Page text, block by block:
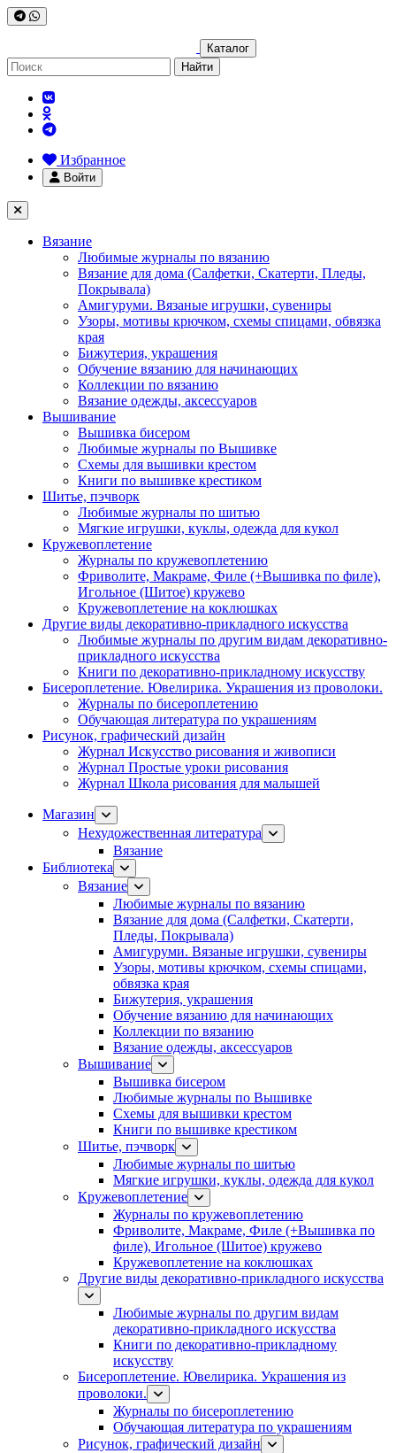
Каталог
Найти
Избранное
Войти
Вязание
Любимые журналы по вязанию
Вязание для дома (Салфетки, Скатерти, Пледы,
Покрывала)
Амигуруми. Вязаные игрушки, сувениры
Узоры, мотивы крючком, схемы спицами, обвязка
края
Бижутерия, украшения
Обучение вязанию для начинающих
Коллекции по вязанию
Вязание одежды, аксессуаров
Вышивание
Вышивка бисером
Любимые журналы по Вышивке
Схемы для вышивки крестом
Книги по вышивке крестиком
Шитье, пэчворк
Любимые журналы по шитью
Мягкие игрушки, куклы, одежда для кукол
Кружевоплетение
Журналы по кружевоплетению
Фриволите, Макраме, Филе (+Вышивка по филе),
Игольное (Шитое) кружево
Кружевоплетение на коклюшках
Другие виды декоративно-прикладного искусства
Любимые журналы по другим видам декоративно-
прикладного искусства
Книги по декоративно-прикладному искусству
Бисероплетение. Ювелирика. Украшения из проволоки.
Журналы по бисероплетению
Обучающая литература по украшениям
Рисунок, графический дизайн
Журнал Искусство рисования и живописи
Журнал Простые уроки рисования
Журнал Школа рисования для малышей
Магазин
Нехудожественная литература
Вязание
Библиотека
Вязание
Любимые журналы по вязанию
Вязание для дома (Салфетки, Скатерти,
Пледы, Покрывала)
Амигуруми. Вязаные игрушки, сувениры
Узоры, мотивы крючком, схемы спицами,
обвязка края
Бижутерия, украшения
Обучение вязанию для начинающих
Коллекции по вязанию
Вязание одежды, аксессуаров
Вышивание
Вышивка бисером
Любимые журналы по Вышивке
Схемы для вышивки крестом
Книги по вышивке крестиком
Шитье, пэчворк
Любимые журналы по шитью
Мягкие игрушки, куклы, одежда для кукол
Кружевоплетение
Журналы по кружевоплетению
Фриволите, Макраме, Филе (+Вышивка по
филе), Игольное (Шитое) кружево
Кружевоплетение на коклюшках
Другие виды декоративно-прикладного искусства
Любимые журналы по другим видам
декоративно-прикладного искусства
Книги по декоративно-прикладному
искусству
Бисероплетение. Ювелирика. Украшения из
проволоки.
Журналы по бисероплетению
Обучающая литература по украшениям
Рисунок, графический дизайн